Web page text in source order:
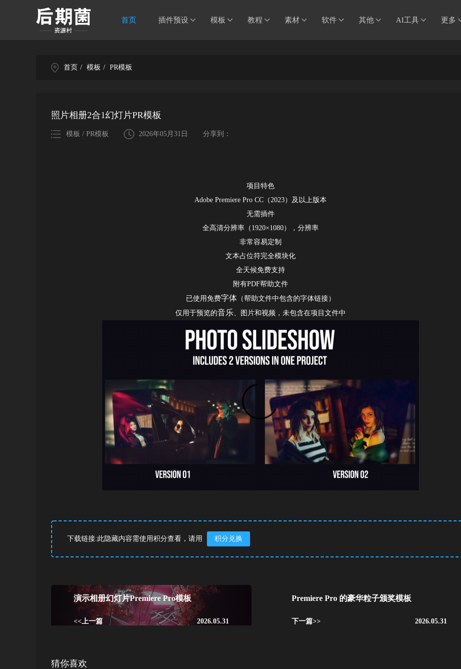
首页 插件预设 模板 教程 素材 软件 其他 AI工具 更多
首页 / 模板 / PR模板
照片相册2合1幻灯片PR模板
模板 / PR模板 2026年05月31日 分享到：
项目特色
Adobe Premiere Pro CC（2023）及以上版本
无需插件
全高清分辨率（1920×1080），分辨率
非常容易定制
文本占位符完全模块化
全天候免费支持
附有PDF帮助文件
已使用免费字体（帮助文件中包含的字体链接）
仅用于预览的音乐、图片和视频，未包含在项目文件中
下载链接:此隐藏内容需使用积分查看，请用 积分兑换
演示相册幻灯片Premiere Pro模板
2026.05.31
<<上一篇
Premiere Pro 的豪华粒子颁奖模板
2026.05.31
下一篇>>
猜你喜欢